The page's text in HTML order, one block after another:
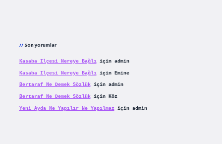
Son yorumlar
Kasaba Ilçesi Nereye Bağlıiçin admin
Kasaba Ilçesi Nereye Bağlıiçin Emine
Bertaraf Ne Demek Sözlükiçin admin
Bertaraf Ne Demek Sözlükiçin Köz
Yeni Ayda Ne Yapılır Ne Yapılmaziçin admin